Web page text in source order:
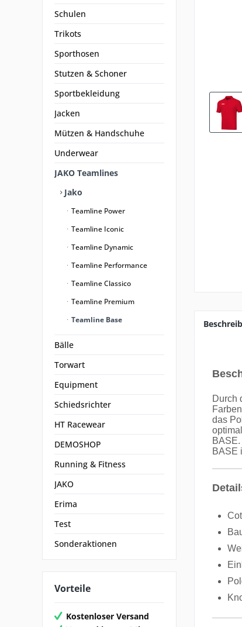
Schulen
Trikots
Sporthosen
Stutzen & Schoner
Sportbekleidung
Jacken
Mützen & Handschuhe
Underwear
JAKO Teamlines
Jako
Teamline Power
Teamline Iconic
Teamline Dynamic
Teamline Performance
Teamline Classico
Teamline Premium
Teamline Base
Bälle
Torwart
Equipment
Schiedsrichter
HT Racewear
DEMOSHOP
Running & Fitness
JAKO
Erima
Test
Sonderaktionen
Vorteile
Kostenloser Versand
Durch
das
BASE